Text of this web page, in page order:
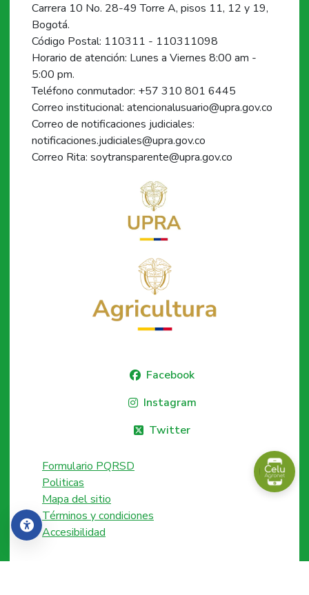
Accesibilidad
Carrera 10 No. 28-49 Torre A, pisos 11, 12 y 19,
Bogotá.
Código Postal: 110311 - 110311098
Horario de atención: Lunes a Viernes 8:00 am -
5:00 pm.
Teléfono conmutador: +57 310 801 6445
Correo institucional: atencionalusuario@upra.gov.co
Correo de notificaciones judiciales:
notificaciones.judiciales@upra.gov.co
Correo Rita: soytransparente@upra.gov.co
Facebook
Instagram
Twitter
Formulario PQRSD
Politicas
Mapa del sitio
Términos y condiciones
Accesibilidad